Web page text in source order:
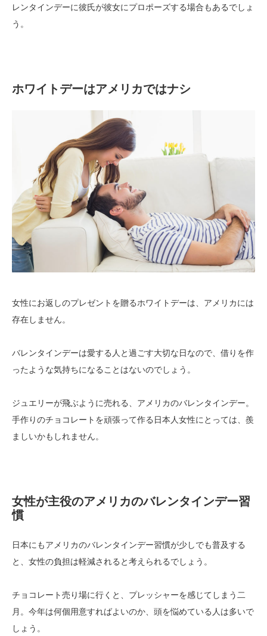
レンタインデーに彼氏が彼女にプロポーズする場合もあるでしょ
う。
ホワイトデーはアメリカではナシ
女性にお返しのプレゼントを贈るホワイトデーは、アメリカには
存在しません。
バレンタインデーは愛する人と過ごす大切な日なので、借りを作
ったような気持ちになることはないのでしょう。
ジュエリーが飛ぶように売れる、アメリカのバレンタインデー。
手作りのチョコレートを頑張って作る日本人女性にとっては、羨
ましいかもしれません。
女性が主役のアメリカのバレンタインデー習
慣
日本にもアメリカのバレンタインデー習慣が少しでも普及する
と、女性の負担は軽減されると考えられるでしょう。
チョコレート売り場に行くと、プレッシャーを感じてしまう二
月。今年は何個用意すればよいのか、頭を悩めている人は多いで
しょう。